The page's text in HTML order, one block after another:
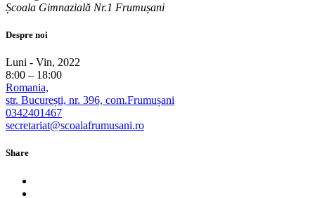
Școala Gimnazială Nr.1 Frumușani
Despre noi
Luni - Vin, 2022
8:00 – 18:00
Romania,
str. București, nr. 396, com.Frumușani
0342401467
secretariat@scoalafrumusani.ro
Share